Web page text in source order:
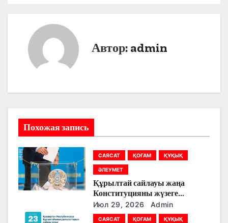
и
я
п
о
з
а
Автор: admin
Похожая запись
САЯСАТ ҚОҒАМ ҚҰҚЫҚ
ӘЛЕУМЕТ
Құрылтай сайлауы жаңа
Конституцияны жүзеге
асырудың алғашқы кезеңі
болады
Июл 29, 2026 Admin
САЯСАТ ҚОҒАМ ҚҰҚЫҚ